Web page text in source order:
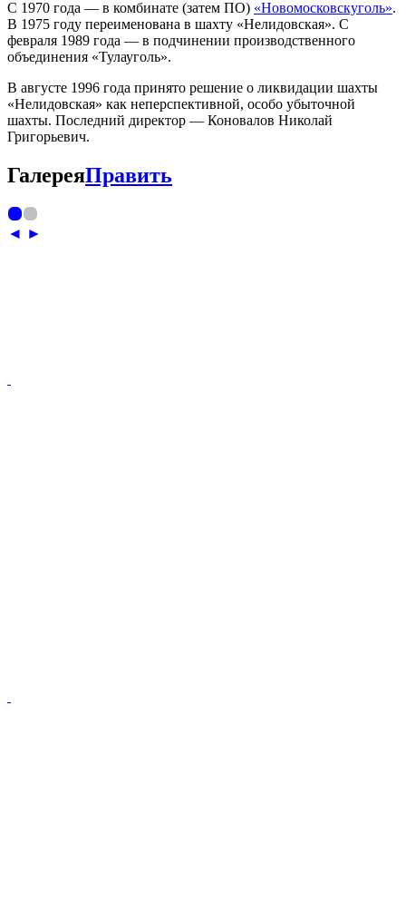
С 1970 года — в комбинате (затем ПО) «Новомосковскуголь».
В 1975 году переименована в шахту «Нелидовская». С
февраля 1989 года — в подчинении производственного
объединения «Тулауголь».
В августе 1996 года принято решение о ликвидации шахты
«Нелидовская» как неперспективной, особо убыточной
шахты. Последний директор — Коновалов Николай
Григорьевич.
ГалереяПравить
◄ ►